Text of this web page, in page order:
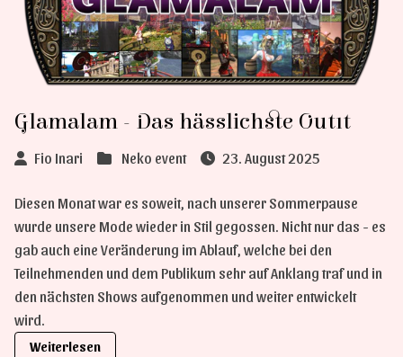
Glamalam - Das hässlichste Outfit
Fio Inari Neko event 23. August 2025
Diesen Monat war es soweit, nach unserer Sommerpause
wurde unsere Mode wieder in Stil gegossen. Nicht nur das - es
gab auch eine Veränderung im Ablauf, welche bei den
Teilnehmenden und dem Publikum sehr auf Anklang traf und in
den nächsten Shows aufgenommen und weiter entwickelt
wird.
Weiterlesen